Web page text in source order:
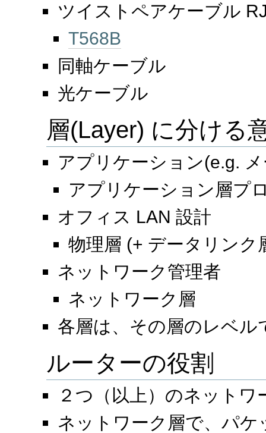
ツイストペアケーブル
T568B
同軸ケーブル
光ケーブル
層(Layer) に分ける
アプリケーション(e.g.
アプリケーション層プ
オフィス LAN 設計
物理層 (+ データリンク
ネットワーク管理者
ネットワーク層
各層は、その層のレベ
ルーターの役割
２つ（以上）のネットワ
ネットワーク層で、パケ